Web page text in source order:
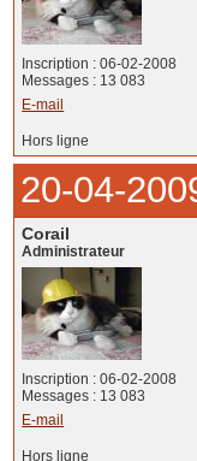
Inscription : 06-02-2008
Messages : 13 083
E-mail
Hors ligne
20-04-
Corail
Administrateur
Inscription : 06-02-2008
Messages : 13 083
E-mail
Hors ligne